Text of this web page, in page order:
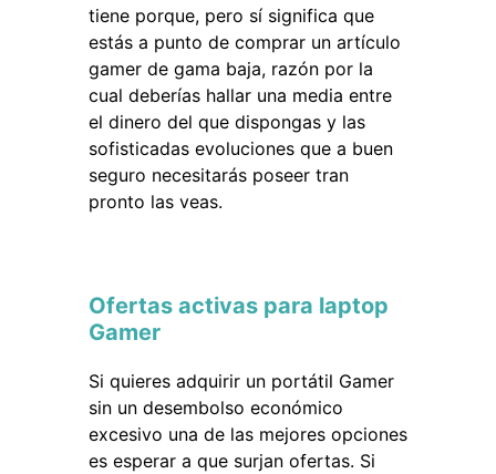
tiene porque, pero sí significa que
estás a punto de comprar un artículo
gamer de gama baja, razón por la
cual deberías hallar una media entre
el dinero del que dispongas y las
sofisticadas evoluciones que a buen
seguro necesitarás poseer tran
pronto las veas.
Ofertas activas para laptop
Gamer
Si quieres adquirir un portátil Gamer
sin un desembolso económico
excesivo una de las mejores opciones
es esperar a que surjan ofertas. Si